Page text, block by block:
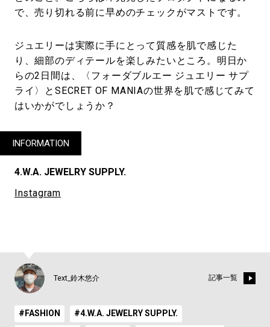
で、売り切れる前に早めのチェックがマストです。
ジュエリーは実際に手にとって質感を肌で感じた
り、細部のディテールを楽しみたいところ。明日か
らの2日間は、〈フォーダブルエー ジュエリー サプ
ライ〉とSECRET OF MANIAの世界を肌で感じてみて
はいかがでしょうか？
INFORMATION
4.W.A. JEWELRY SUPPLY.
Instagram
Text_鈴木悠介 記事一覧
#FASHION #4.W.A. JEWELRY SUPPLY.